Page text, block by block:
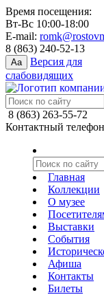
Время посещения:
Вт-Вс 10:00-18:00
E-mail:
8 (863) 240-52-13
Aa
Версия для
слабовидящих
8 (863) 263-55-72
Контактный телефон
Главная
Коллекции
О музее
Выставки
События
Афиша
Контакты
Билеты